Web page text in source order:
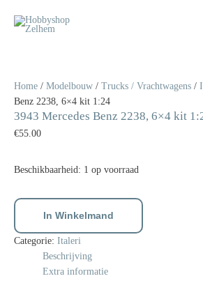
naar
Home / Modelbouw / Trucks / Vrachtwagens /
Benz 2238, 6×4 kit 1:24
3943 Mercedes Benz 2238, 6×4 kit
€55.00
Beschikbaarheid: 1 op voorraad
Benz
2238,
6x4
kit
In Winkelmand
Categorie: Italeri
Beschrijving
Extra informatie